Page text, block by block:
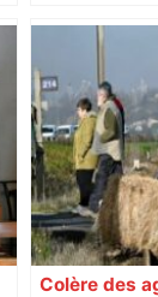
"C'est la
horrible",
jeudi matin,
secteurs à
Colère des